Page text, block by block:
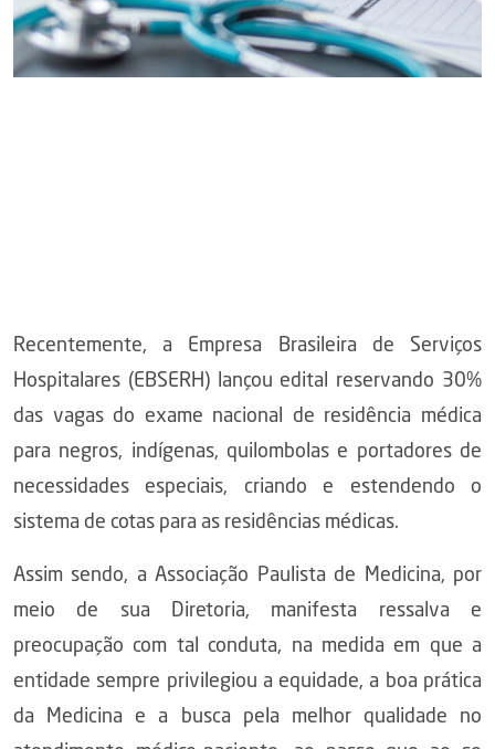
Recentemente, a Empresa Brasileira de Serviços
Hospitalares (EBSERH) lançou edital reservando 30%
das vagas do exame nacional de residência médica
para negros, indígenas, quilombolas e portadores de
necessidades especiais, criando e estendendo o
sistema de cotas para as residências médicas.
Assim sendo, a Associação Paulista de Medicina, por
meio de sua Diretoria, manifesta ressalva e
preocupação com tal conduta, na medida em que a
entidade sempre privilegiou a equidade, a boa prática
da Medicina e a busca pela melhor qualidade no